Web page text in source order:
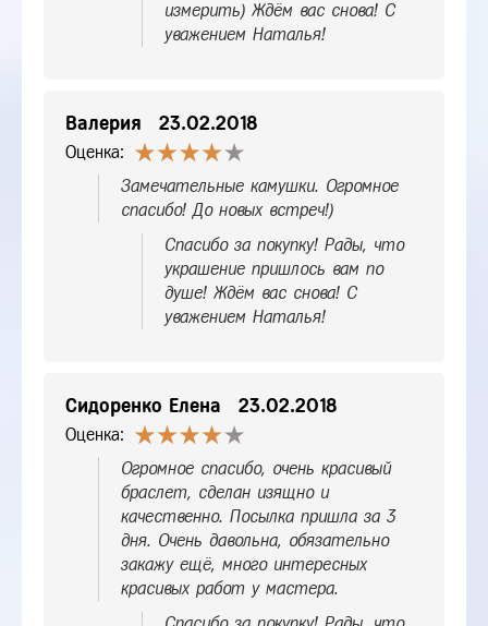
измерить) Ждём вас снова! С
уважением Наталья!
Валерия 23.02.2018
Оценка:
Замечательные камушки. Огромное
спасибо! До новых встреч!)
Спасибо за покупку! Рады, что
украшение пришлось вам по
душе! Ждём вас снова! С
уважением Наталья!
Сидоренко Елена 23.02.2018
Оценка:
Огромное спасибо, очень красивый
браслет, сделан изящно и
качественно. Посылка пришла за 3
дня. Очень давольна, обязательно
закажу ещё, много интересных
красивых работ у мастера.